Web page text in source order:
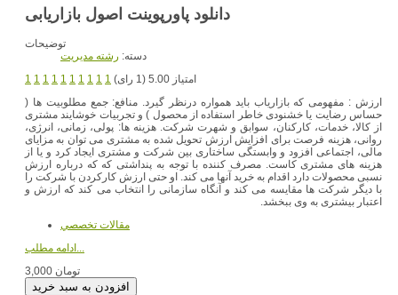
دانلود پاورپوینت اصول بازاریابی
توضیحات
دسته: رشته مديريت
1 1 1 1 1 1 1 1 1 1
امتیاز 5.00 (1 رای)
ارزش : مفهومی که بازارياب بايد همواره درنظر گيرد. منافع: جمع مطلوبيت ها (
حساس رضايت يا خشنودی خاطر استفاده از محصول ) و تجربيات خوشايند مشتری
از کالا، خدمات، کارکنان، سوابق و شهرت شرکت. هزينه ها: پولی، زمانی، انرژی،
روانی، هزينه فرصت برای افزايش ارزش تحويل شده به مشتری می توان به مزايای
مالی، اجتماعی افزود و وابستگی ساختاری بين شرکت و مشتری ايجاد کرد و يا از
هزينه های مشتری کاست. مصرف کننده با توجه به پنداشتی که که درباره ارزش
نسبی محصولات دارد اقدام به خريد آنها می کند. او حتی ارزش کارکردن با شرکت را
با ديگر شرکت ها مقايسه می کند و آنگاه سازمانی را انتخاب می کند که ارزش و
اعتبار بيشتری به وی ببخشد.
مقالات تخصصي
ادامه مطلب...
3,000 تومان